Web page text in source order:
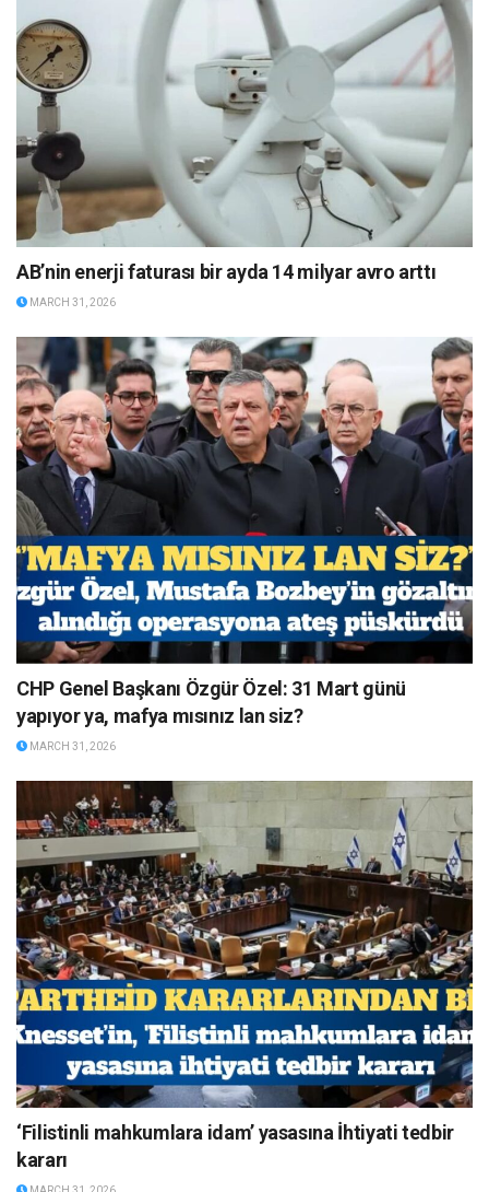
AB’nin enerji faturası bir ayda 14 milyar avro arttı
MARCH 31, 2026
CHP Genel Başkanı Özgür Özel: 31 Mart günü
yapıyor ya, mafya mısınız lan siz?
MARCH 31, 2026
‘Filistinli mahkumlara idam’ yasasına İhtiyati tedbir
kararı